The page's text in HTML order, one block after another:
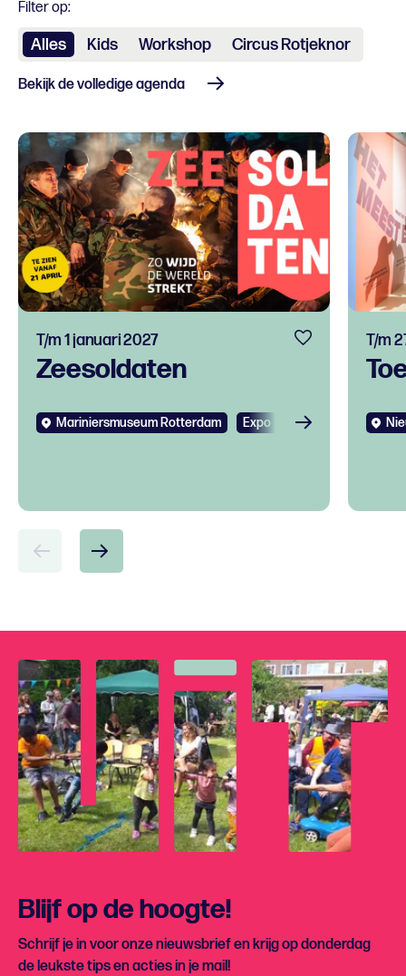
Filter op:
Alles Kids Workshop Circus Rotjeknor
Bekijk de volledige agenda
Zeesoldaten
T/m 1 januari 2027
Mariniersmuseum Rotterdam Expo Kids
T/m
Blijf op de hoogte!
Schrijf je in voor onze nieuwsbrief en krijg op donderdag
de leukste tips en acties in je mail!